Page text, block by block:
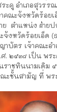
ะคู อำเภอสุวรร
คณะจังหวัดร้อยเ
ำแหน่ง ฝ่ายปก
จังหวัดร้อยเอ็ด
บัตร เจ้าคณะอำ
. ๒๕๓๘ เป็น พร
ราชทินนามเดิม
ะชั้นสามัญ ที่ พร